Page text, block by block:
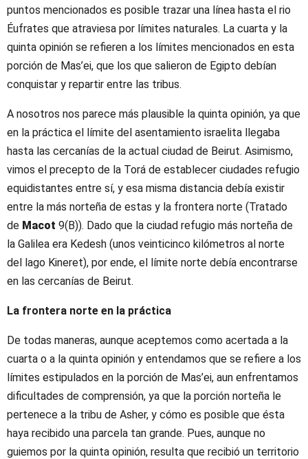
puntos mencionados es posible trazar una línea hasta el rio
Éufrates que atraviesa por límites naturales. La cuarta y la
quinta opinión se refieren a los límites mencionados en esta
porción de Mas’ei, que los que salieron de Egipto debían
conquistar y repartir entre las tribus.
A nosotros nos parece más plausible la quinta opinión, ya que
en la práctica el límite del asentamiento israelita llegaba
hasta las cercanías de la actual ciudad de Beirut. Asimismo,
vimos el precepto de la Torá de establecer ciudades refugio
equidistantes entre sí, y esa misma distancia debía existir
entre la más norteña de estas y la frontera norte (Tratado
de Macot 9(B)). Dado que la ciudad refugio más norteña de
la Galilea era Kedesh (unos veinticinco kilómetros al norte
del lago Kineret), por ende, el límite norte debía encontrarse
en las cercanías de Beirut.
La frontera norte en la práctica
De todas maneras, aunque aceptemos como acertada a la
cuarta o a la quinta opinión y entendamos que se refiere a los
límites estipulados en la porción de Mas’ei, aun enfrentamos
dificultades de comprensión, ya que la porción norteña le
pertenece a la tribu de Asher, y cómo es posible que ésta
haya recibido una parcela tan grande. Pues, aunque no
guiemos por la quinta opinión, resulta que recibió un territorio